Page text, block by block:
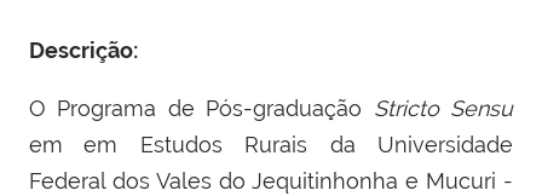
Descrição:
O Programa de Pós-graduação Stricto Sensu
em
em Estudos Rurais da Universidade
Federal dos Vales do Jequitinhonha e Mucuri -